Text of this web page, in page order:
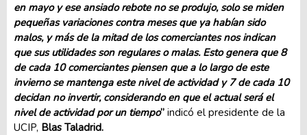
en mayo y ese ansiado rebote no se produjo, solo se miden
pequeñas variaciones contra meses que ya habían sido
malos, y más de la mitad de los comerciantes nos indican
que sus utilidades son regulares o malas. Esto genera que 8
de cada 10 comerciantes piensen que a lo largo de este
invierno se mantenga este nivel de actividad y 7 de cada 10
decidan no invertir, considerando en que el actual será el
nivel de actividad por un tiempo” indicó el presidente de la
UCIP, Blas Taladrid.